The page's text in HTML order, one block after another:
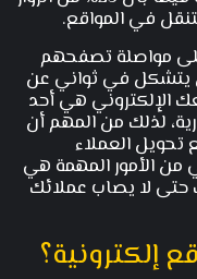
في المواقع.
مواصلة تصفحهم
يتشكل في ثواني عن
الإلكتروني هي أحد
لذلك من المهم أن
العملاء
من الأمور المهمة هي
لا يصاب عملائك
إلكترونية؟